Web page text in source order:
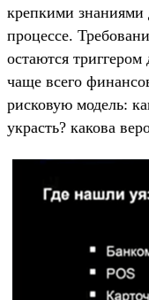
крепкими знаниями
процессе.
остаются
чаще всего
рисковую модель:
украсть? какова